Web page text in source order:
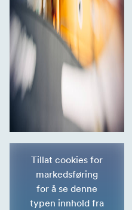
Tillat cookies for
markedsføring
for å se denne
typen innhold fra